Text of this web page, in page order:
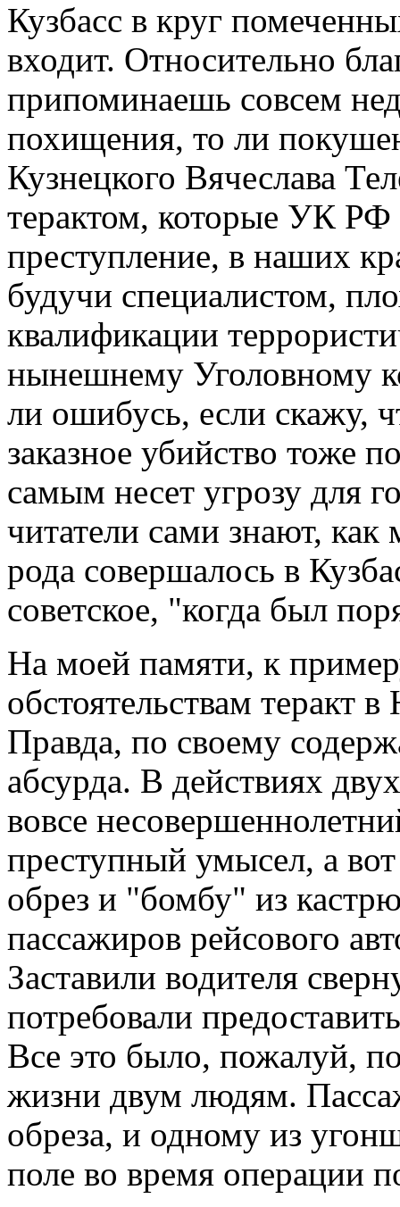
Кузбасс в круг
входит. Относительно
припоминаешь совсем
похищения, то ли
Кузнецкого Вячеслава
терактом, которые УК РФ
преступление, в наших
будучи специалистом,
квалификации
нынешнему Уголовному
ли ошибусь, если скажу,
заказное убийство тоже
самым несет угрозу для
читатели сами знают,
рода совершалось в
советское, "когда был
На моей памяти, к
обстоятельствам теракт
Правда, по своему
абсурда. В действиях
вовсе
преступный умысел, а
обрез и "бомбу" из
пассажиров рейсового
Заставили водителя
потребовали
Все это было, пожалуй,
жизни двум людям.
обреза, и одному из
поле во время операции